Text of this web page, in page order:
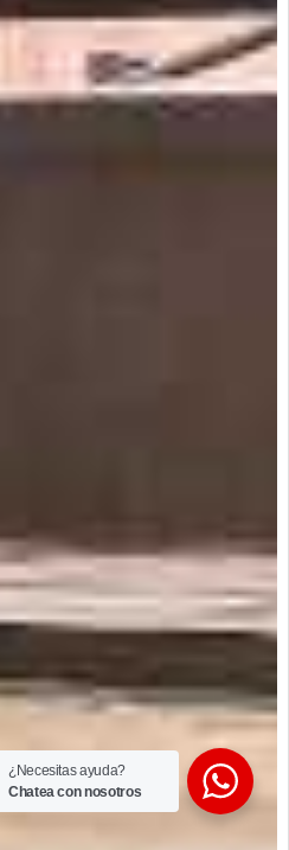
¿Necesitas ayuda?
Chatea con nosotros